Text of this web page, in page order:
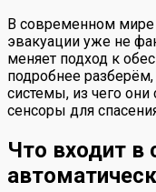
В современном мире
эвакуации уже не
меняет подход к
подробнее
системы, из чего
сенсоры для
Что входит в